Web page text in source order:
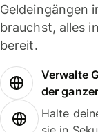
Geldeingängen
brauchst, alles
bereit.
Verwalte
der
Halte